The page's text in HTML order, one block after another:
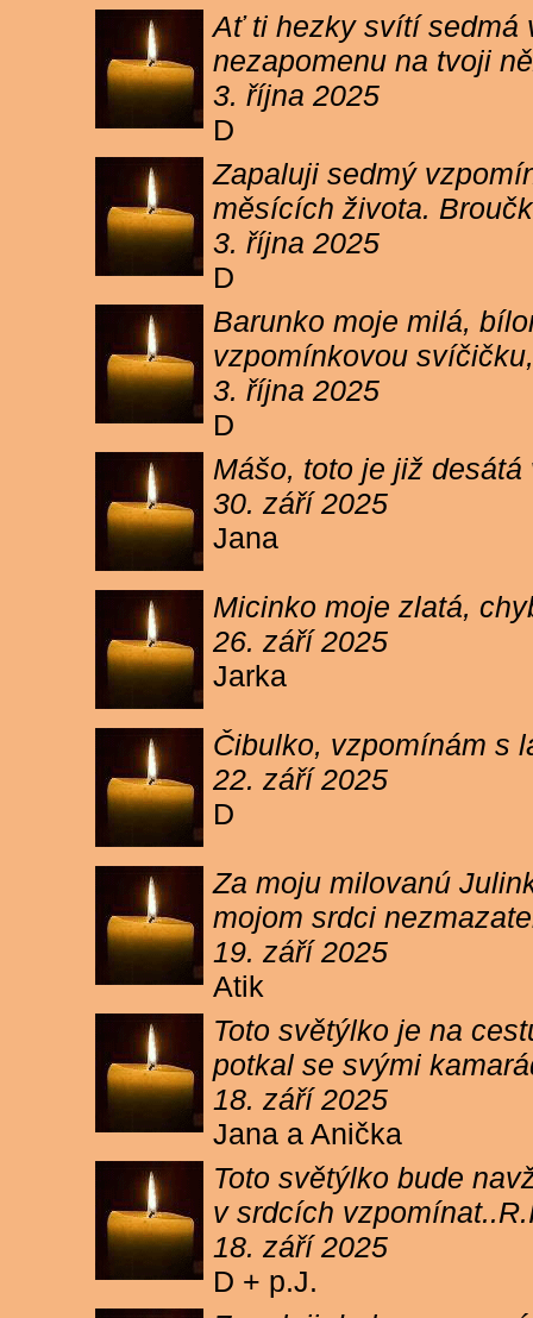
Ať ti hezky svítí sedmá
nezapomenu na tvoji
3. října 2025
D
Zapaluji sedmý
měsících života.
3. října 2025
D
Barunko moje milá,
vzpomínkovou
3. října 2025
D
Mášo, toto je již
30. září 2025
Jana
Micinko moje zlatá,
26. září 2025
Jarka
Čibulko, vzpomínám s
22. září 2025
D
Za moju milovanú
mojom srdci
19. září 2025
Atik
Toto světýlko je na
potkal se svými
18. září 2025
Jana a Anička
Toto světýlko bude
v srdcích
18. září 2025
D + p.J.